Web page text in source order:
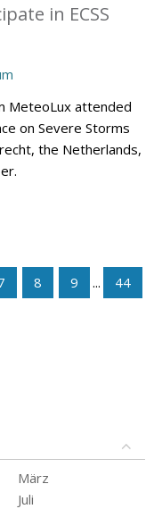
in ECSS
MeteoLux attended
on Severe Storms
the Netherlands,
8 9 ... 44
März
Juli